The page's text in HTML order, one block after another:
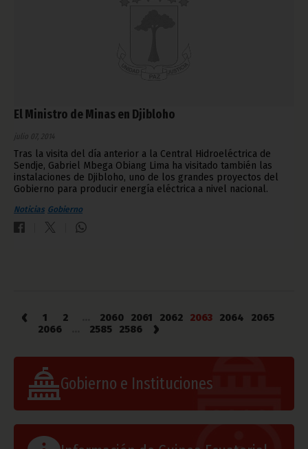
El Ministro de Minas en Djibloho
julio 07, 2014
Tras la visita del día anterior a la Central Hidroeléctrica de
Sendje, Gabriel Mbega Obiang Lima ha visitado también las
instalaciones de Djibloho, uno de los grandes proyectos del
Gobierno para producir energía eléctrica a nivel nacional.
Noticias Gobierno
‹ 1 2 2060 2061 2062 2063 2064
2065
2066
2585 2586 ›
Gobierno e Instituciones